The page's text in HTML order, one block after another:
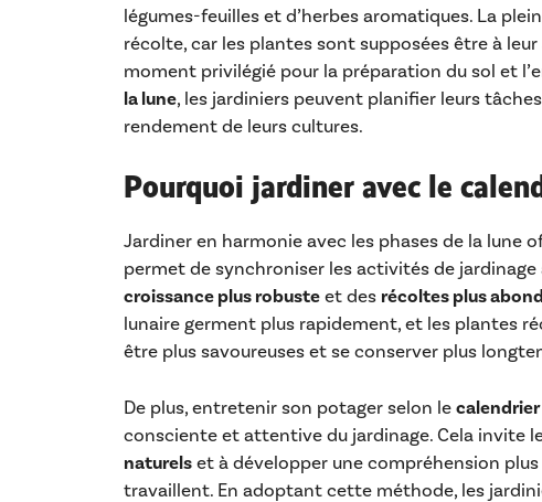
légumes-feuilles et d’herbes aromatiques. La
récolte, car les plantes sont supposées être à
moment privilégié pour la préparation du sol et
la lune, les jardiniers peuvent planifier leurs
rendement de leurs cultures.
Pourquoi jardiner avec le
Jardiner en harmonie avec les phases de la lune
permet de synchroniser les activités de
croissance plus robuste et des récoltes plus
lunaire germent plus rapidement, et les plantes
être plus savoureuses et se conserver plus
De plus, entretenir son potager selon le
consciente et attentive du jardinage. Cela invite
naturels et à développer une compréhension
travaillent. En adoptant cette méthode, les